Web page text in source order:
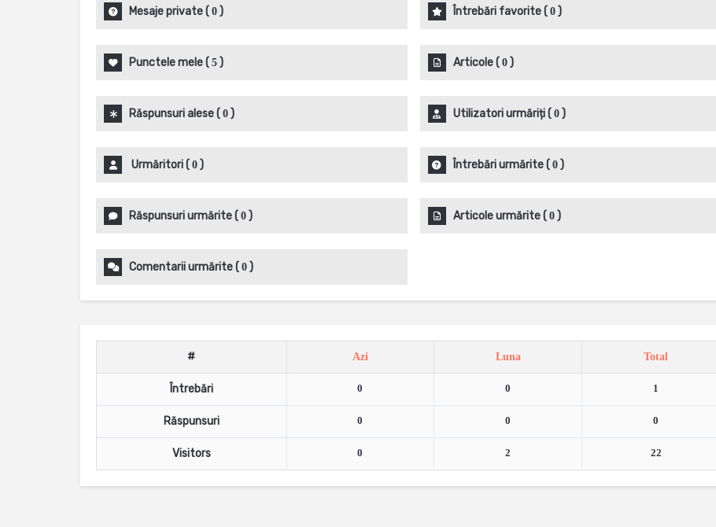
Mesaje private( 0 ) Întrebări favorite( 0)
Punctele mele( 5 ) Articole( 0)
Răspunsuri alese( 0 ) Utilizatori urmăriți( 0)
Urmăritori( 0 ) Întrebări urmărite( 0)
Răspunsuri urmărite( 0 ) Articole urmărite( 0)
Comentarii urmărite( 0 )
# Azi Luna Total
Întrebări 0 0 1
Răspunsuri 0 0 0
Visitors 0 2 22